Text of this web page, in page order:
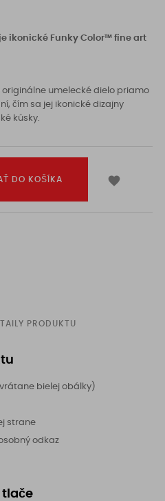
ikonické Funky Color™ fine art
umelecké dielo priamo
čím sa jej ikonické dizajny
kúsky.
DO KOŠÍKA 
PRODUKTU
bielej obálky)
strane
odkaz
tlače